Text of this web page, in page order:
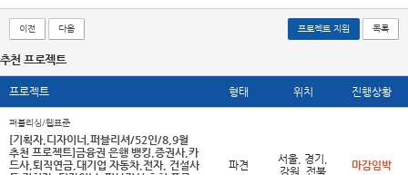
이전 다음 프로젝트 지원 목록
추천 프로젝트
프로젝트 형태 위치 진행상황
퍼블리싱/웹표준
[기획자,디자이너,퍼블리셔/52인/8,9월
추천 프로젝트]금융권 은행 뱅킹,증권사,카
드사,퇴직연금,대기업 자동차,전자, 건설사
파견
서울, 경기,
강원, 전북
마감임박